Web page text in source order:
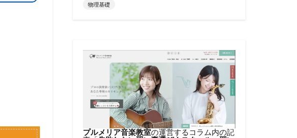
物理基礎
プルメリア音楽教室の運営するコラム内の記